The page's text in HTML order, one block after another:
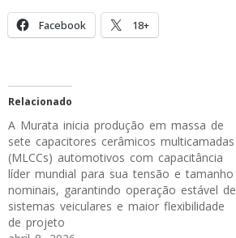
Facebook 18+
Relacionado
A Murata inicia produção em massa de
sete capacitores cerâmicos multicamadas
(MLCCs) automotivos com capacitância
líder mundial para sua tensão e tamanho
nominais, garantindo operação estável de
sistemas veiculares e maior flexibilidade
de projeto